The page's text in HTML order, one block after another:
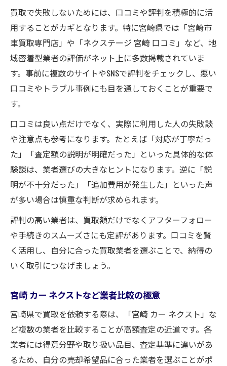
買取で失敗しないためには、口コミや評判を積極的に活
用することがカギとなります。特に宮崎県では「宮崎市
車買取専門店」や「ネクステージ 宮崎 口コミ」など、地
域密着型業者の評価がネット上に多数掲載されていま
す。事前に複数のサイトやSNSで評判をチェックし、悪い
口コミやトラブル事例にも目を通しておくことが重要で
す。
口コミは良い点だけでなく、実際に利用した人の失敗談
や注意点も参考になります。たとえば「対応が丁寧だっ
た」「査定額の説明が明確だった」といった具体的な体
験談は、業者選びの大きなヒントになります。逆に「説
明が不十分だった」「追加費用が発生した」といった声
が多い場合は慎重な判断が求められます。
評判の高い業者は、買取額だけでなくアフターフォロー
や手続きのスムーズさにも定評があります。口コミを賢
く活用し、自分に合った買取業者を選ぶことで、納得の
いく取引につなげましょう。
宮崎 カー ネクストなど業者比較の極意
宮崎県で買取を依頼する際は、「宮崎 カー ネクスト」な
ど複数の業者を比較することが高額査定の近道です。各
業者には得意分野や取り扱い品目、査定基準に違いがあ
るため、自分の売却希望品に合った業者を選ぶことがポ